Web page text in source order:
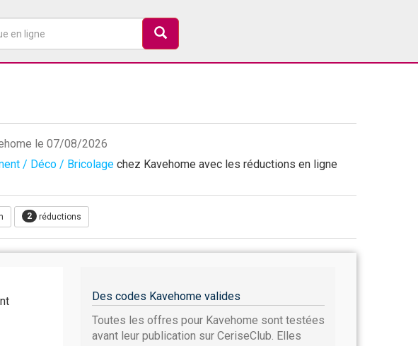
le 07/08/2026
/ Déco / Bricolage chez Kavehome avec les réductions en ligne
2 réductions
Des codes Kavehome valides
Toutes les offres pour Kavehome sont testées
avant leur publication sur CeriseClub. Elles